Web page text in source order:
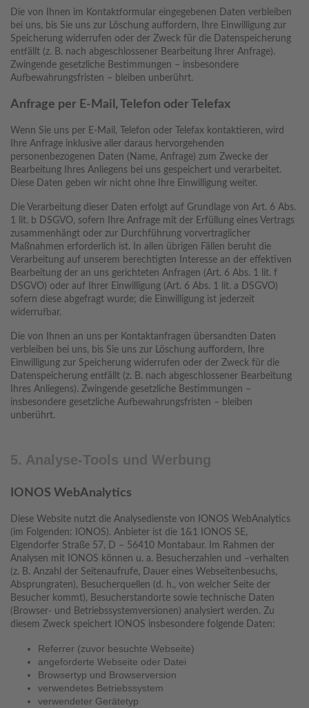
Die von Ihnen im Kontaktformular eingegebenen Daten verbleiben
bei uns, bis Sie uns zur Löschung auffordern, Ihre Einwilligung zur
Speicherung widerrufen oder der Zweck für die Datenspeicherung
entfällt (z. B. nach abgeschlossener Bearbeitung Ihrer Anfrage).
Zwingende gesetzliche Bestimmungen – insbesondere
Aufbewahrungsfristen – bleiben unberührt.
Anfrage per E-Mail, Telefon oder Telefax
Wenn Sie uns per E-Mail, Telefon oder Telefax kontaktieren, wird
Ihre Anfrage inklusive aller daraus hervorgehenden
personenbezogenen Daten (Name, Anfrage) zum Zwecke der
Bearbeitung Ihres Anliegens bei uns gespeichert und verarbeitet.
Diese Daten geben wir nicht ohne Ihre Einwilligung weiter.
Die Verarbeitung dieser Daten erfolgt auf Grundlage von Art. 6 Abs.
1 lit. b DSGVO, sofern Ihre Anfrage mit der Erfüllung eines Vertrags
zusammenhängt oder zur Durchführung vorvertraglicher
Maßnahmen erforderlich ist. In allen übrigen Fällen beruht die
Verarbeitung auf unserem berechtigten Interesse an der effektiven
Bearbeitung der an uns gerichteten Anfragen (Art. 6 Abs. 1 lit. f
DSGVO) oder auf Ihrer Einwilligung (Art. 6 Abs. 1 lit. a DSGVO)
sofern diese abgefragt wurde; die Einwilligung ist jederzeit
widerrufbar.
Die von Ihnen an uns per Kontaktanfragen übersandten Daten
verbleiben bei uns, bis Sie uns zur Löschung auffordern, Ihre
Einwilligung zur Speicherung widerrufen oder der Zweck für die
Datenspeicherung entfällt (z. B. nach abgeschlossener Bearbeitung
Ihres Anliegens). Zwingende gesetzliche Bestimmungen –
insbesondere gesetzliche Aufbewahrungsfristen – bleiben
unberührt.
5. Analyse-Tools und Werbung
IONOS WebAnalytics
Diese Website nutzt die Analysedienste von IONOS WebAnalytics
(im Folgenden: IONOS). Anbieter ist die 1&1 IONOS SE,
Elgendorfer Straße 57, D – 56410 Montabaur. Im Rahmen der
Analysen mit IONOS können u. a. Besucherzahlen und –verhalten
(z. B. Anzahl der Seitenaufrufe, Dauer eines Webseitenbesuchs,
Absprungraten), Besucherquellen (d. h., von welcher Seite der
Besucher kommt), Besucherstandorte sowie technische Daten
(Browser- und Betriebssystemversionen) analysiert werden. Zu
diesem Zweck speichert IONOS insbesondere folgende Daten:
Referrer (zuvor besuchte Webseite)
angeforderte Webseite oder Datei
Browsertyp und Browserversion
verwendetes Betriebssystem
verwendeter Gerätetyp